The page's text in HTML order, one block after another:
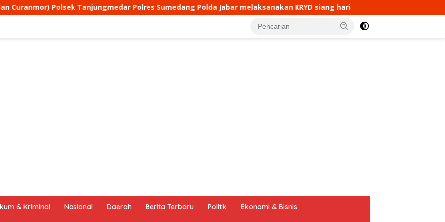
Sumedang Polda Jabar melaksanakan KRYD siang hari Aipda Ade Mulyana Bhabinkamtibmas Desa
& Kriminal Nasional Daerah Berita Terbaru Politik Ekonomi & Bisnis